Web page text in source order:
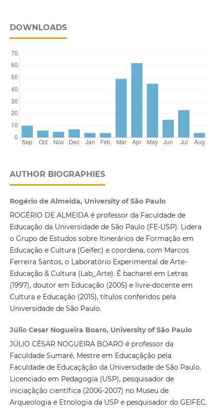
DOWNLOADS
AUTHOR BIOGRAPHIES
Rogério de Almeida, University of São Paulo
ROGÉRIO DE ALMEIDA é professor da Faculdade de
Educação da Universidade de São Paulo (FE-USP). Lidera
o Grupo de Estudos sobre Itinerários de Formação em
Educação e Cultura (Geifec) e coordena, com Marcos
Ferreira Santos, o Laboratório Experimental de Arte-
Educação & Cultura (Lab_Arte). É bacharel em Letras
(1997), doutor em Educação (2005) e livre-docente em
Cultura e Educação (2015), títulos conferidos pela
Universidade de São Paulo.
Júlio Cesar Nogueira Boaro, University of São Paulo
JÚLIO CÉSAR NOGUEIRA BOARO é professor da
Faculdade Sumaré. Mestre em Educaçãção pela
Faculdade de Educaçãção da Universidade de São Paulo.
Licenciado em Pedagogia (USP), pesquisador de
iniciaçãção científica (2006-2007) no Museu de
Arqueologia e Etnologia da USP e pesquisador do GEIFEC.